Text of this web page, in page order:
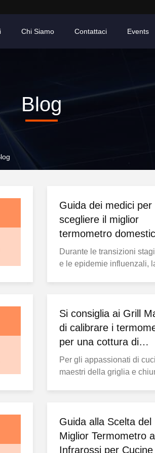
Chi Siamo Contattaci Events
Blog
Guida dei medici per
scegliere il miglior
termometro
Durante le transizioni
e le epidemie influenzali,
misurazione della
tempestiva e accurata.
con le numerose opzioni di
termometri disponibili, i
consumatori spesso si
...
Si consiglia ai Grill
di calibrare i
per una cottura di
precisione
Per gli appassionati di
maestri della griglia e
trionfo culinario e la
tuo termometro. Hai mai
preparato meticolosamente
Guida alla Scelta del
Miglior Termometro a
Infrarossi per Cucine